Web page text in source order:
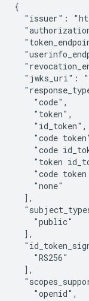
{
"issuer":
"jwks_uri":
    "code",
    "token",
    "id_token",
"code
"code
"token
"code token
    "none"
  ],
    "public"
  ],
    "RS256"
  ],
    "openid",